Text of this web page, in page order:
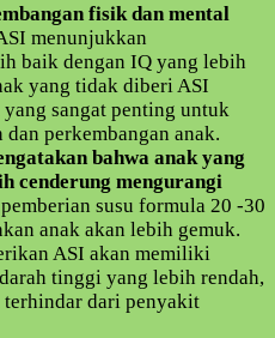
fisik dan mental
menunjukkan
baik dengan IQ yang lebih
yang tidak diberi ASI
sangat penting untuk
perkembangan anak.
bahwa anak yang
cenderung mengurangi
susu formula 20 -30
anak akan lebih gemuk.
ASI akan memiliki
tinggi yang lebih rendah,
dari penyakit